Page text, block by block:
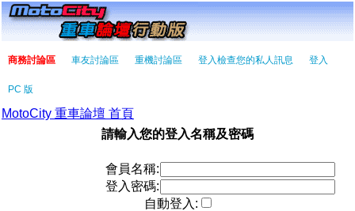
商務討論區 車友討論區 重機討論區 登入檢查您的私人訊息 登入
PC 版
MotoCity 重車論壇 首頁
請輸入您的登入名稱及密碼
會員名稱:
登入密碼:
自動登入: